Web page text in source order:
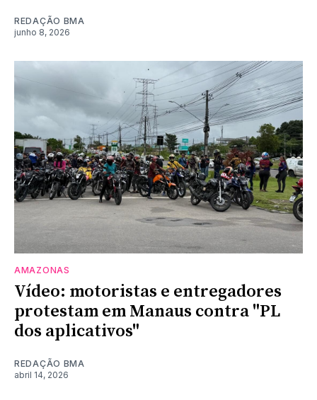
REDAÇÃO BMA
junho 8, 2026
AMAZONAS
Vídeo: motoristas e entregadores
protestam em Manaus contra "PL
dos aplicativos"
REDAÇÃO BMA
abril 14, 2026